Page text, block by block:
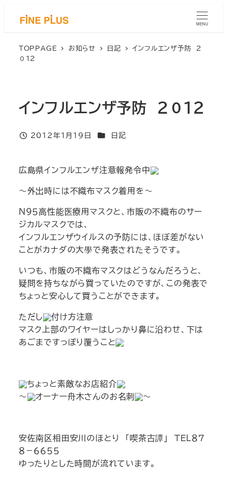
MENU
TOPPAGE お知らせ 日記
インフルエンザ予防 ２
０１２
インフルエンザ予防 ２０１２
投稿日
2012年1月19日 カテゴリー
日記
広島県インフルエンザ注意報発令中
～外出時には不織布マスク着用を～
Ｎ９５高性能医療用マスクと、市販の不織布のサー
ジカルマスクでは、
インフルエンザウイルスの予防には、ほぼ差がない
ことがカナダの大學で発表されたそうです。
いつも、市販の不織布マスクはどうなんだろうと、
疑問を持ちながら買っていたのですが、この発表で
ちょっと安心して買うことができます。
ただし
付け方注意
マスク上部のワイヤーはしっかり鼻に沿わせ、下は
あごまですっぽり覆うこと
ちょっと素敵なお店紹介
～
オーナー舟木さんのお名刺 ～
安佐南区相田安川のほとり 「喫茶古譚」 ＴＥＬ８７
８－６６５５
ゆったりとした時間が流れています。